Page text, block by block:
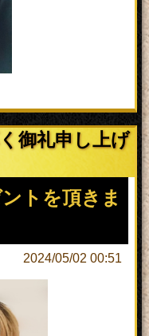
御礼申し上げ
トを頂きま
2024/05/02 00:51